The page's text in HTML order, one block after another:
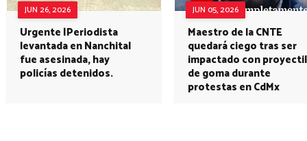
JUN 26, 2026
Urgente |Periodista
levantada en Nanchital
fue asesinada, hay
policías detenidos.
JUN 05, 2026
Maestro de la CNTE
quedará ciego tras ser
impactado con proyectil
de goma durante
protestas en CdMx